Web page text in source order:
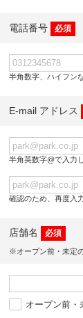
電話番号 必須
半角数字、ハイフン
E-mail アドレス
半角英数字@で入力
確認のため、再度入
店舗名 必須
※オープン前・未定
オープン前・